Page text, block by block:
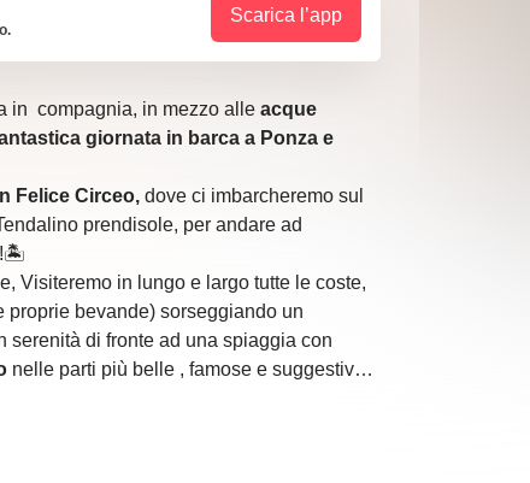
Scarica l’app
in compagnia, in mezzo alle acque
giornata in barca a Ponza e
Felice Circeo, dove ci imbarcheremo sul
prendisole, per andare ad
Visiteremo in lungo e largo tutte le coste,
proprie bevande) sorseggiando un
serenità di fronte ad una spiaggia con
nelle parti più belle , famose e suggestive